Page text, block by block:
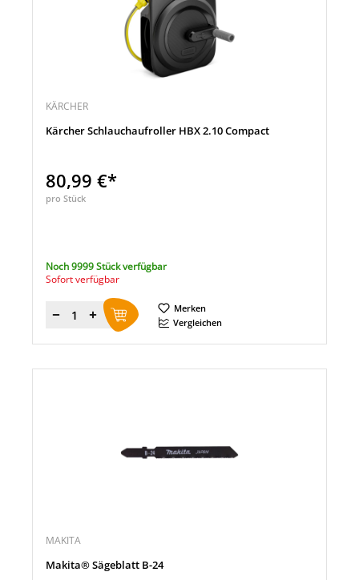
KÄRCHER
Kärcher Schlauchaufroller HBX 2.10 Compact
80,99 €*
pro Stück
Noch 9999 Stück verfügbar
Sofort verfügbar
Menge
Merken
Vergleichen
MAKITA
Makita® Sägeblatt B-24